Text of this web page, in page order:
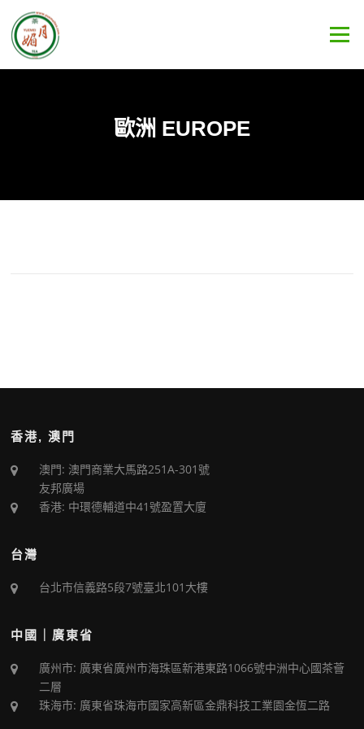
content
Menu
歐洲 EUROPE
香港, 澳門
澳門: 澳門商業大馬路251A-301號
友邦廣場
香港: 中環德輔道中41號盈置大廈
台灣
台北市信義路5段7號臺北101大樓
中國｜廣東省
廣州市: 廣東省廣州市海珠區新港東路1066號中洲中心國茶薈
二層
珠海市: 廣東省珠海市國家高新區金鼎科技工業園金恆二路